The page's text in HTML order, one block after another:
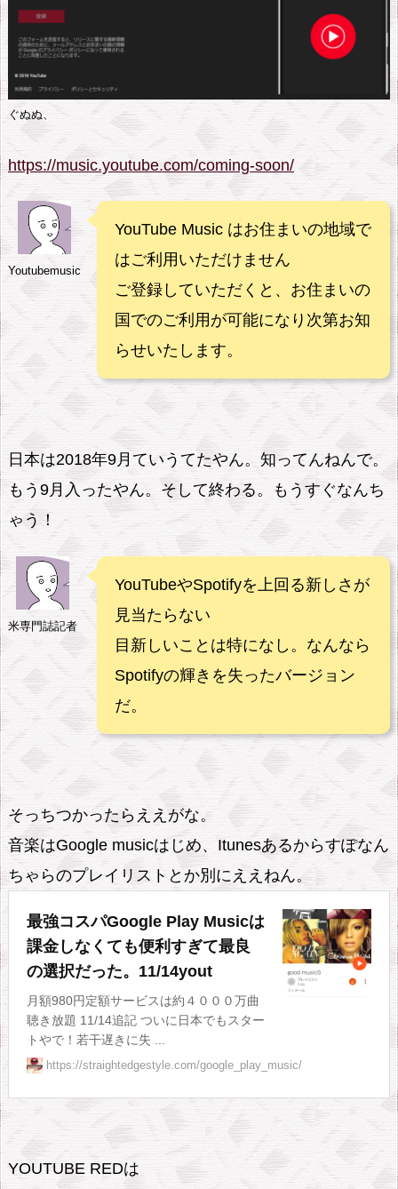
ぐぬぬ、
https://music.youtube.com/coming-soon/
Youtubemusic
YouTube Music はお住まいの地域で
はご利用いただけません
ご登録していただくと、お住まいの
国でのご利用が可能になり次第お知
らせいたします。
日本は2018年9月ていうてたやん。知ってんねんで。
もう9月入ったやん。そして終わる。もうすぐなんち
ゃう！
米専門誌記者
YouTubeやSpotifyを上回る新しさが
見当たらない
目新しいことは特になし。なんなら
Spotifyの輝きを失ったバージョン
だ。
そっちつかったらええがな。
音楽はGoogle musicはじめ、Itunesあるからすぽなん
ちゃらのプレイリストとか別にええねん。
最強コスパGoogle Play Musicは
課金しなくても便利すぎて最良
の選択だった。11/14yout
月額980円定額サービスは約４０００万曲
聴き放題 11/14追記 ついに日本でもスター
トやで！若干遅きに失 ...
https://straightedgestyle.com/google_play_music/
YOUTUBE REDは